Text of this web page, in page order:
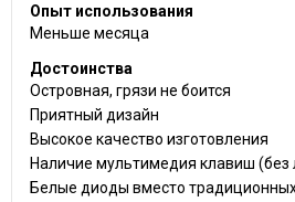
Опыт использования
Меньше месяца
Достоинства
Островная, грязи не боится
Приятный дизайн
Высокое качество изготовления
Наличие мультимедия клавиш (без
Белые диоды вместо